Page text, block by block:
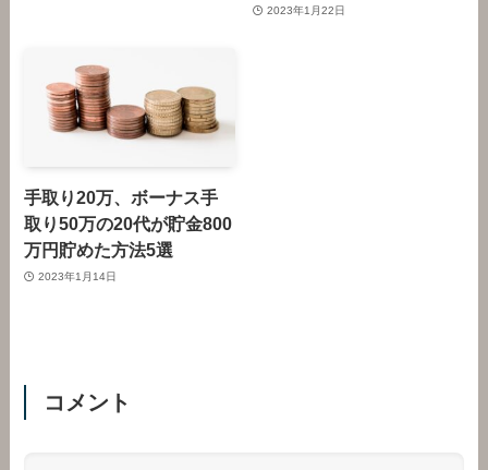
2023年1月22日
手取り20万、ボーナス手
取り50万の20代が貯金800
万円貯めた方法5選
2023年1月14日
コメント